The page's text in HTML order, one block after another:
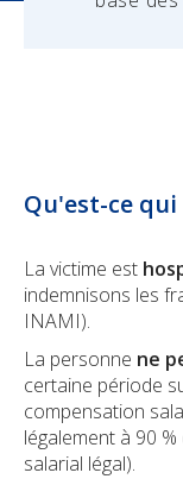
Qu'est-ce qui
La victime est
indemnisons les
INAMI).
La personne ne
certaine période
compensation
légalement à 90
salarial légal).